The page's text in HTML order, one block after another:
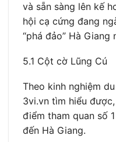
và sẵn sàng lên kế
hội cạ cứng đang
“phá đảo” Hà Giang
5.1 Cột cờ Lũng Cú
Theo kinh nghiệm
3vi.vn tìm hiểu
điểm tham quan số
đến Hà Giang.